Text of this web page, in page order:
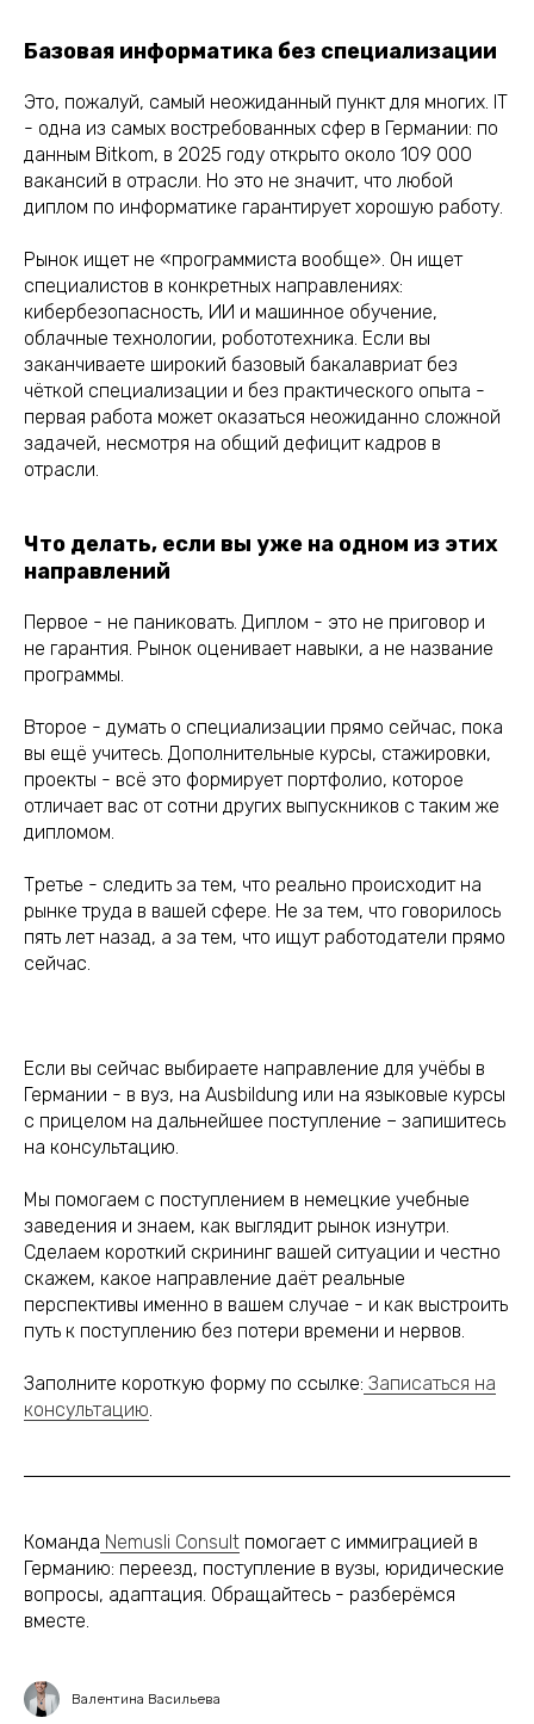
Базовая информатика без специализации
Это, пожалуй, самый неожиданный пункт для многих. IT
- одна из самых востребованных сфер в Германии: по
данным Bitkom, в 2025 году открыто около 109 000
вакансий в отрасли. Но это не значит, что любой
диплом по информатике гарантирует хорошую работу.
Рынок ищет не «программиста вообще». Он ищет
специалистов в конкретных направлениях:
кибербезопасность, ИИ и машинное обучение,
облачные технологии, робототехника. Если вы
заканчиваете широкий базовый бакалавриат без
чёткой специализации и без практического опыта -
первая работа может оказаться неожиданно сложной
задачей, несмотря на общий дефицит кадров в
отрасли.
Что делать, если вы уже на одном из этих
направлений
Первое - не паниковать. Диплом - это не приговор и
не гарантия. Рынок оценивает навыки, а не название
программы.
Второе - думать о специализации прямо сейчас, пока
вы ещё учитесь. Дополнительные курсы, стажировки,
проекты - всё это формирует портфолио, которое
отличает вас от сотни других выпускников с таким же
дипломом.
Третье - следить за тем, что реально происходит на
рынке труда в вашей сфере. Не за тем, что говорилось
пять лет назад, а за тем, что ищут работодатели прямо
сейчас.
Если вы сейчас выбираете направление для учёбы в
Германии - в вуз, на Ausbildung или на языковые курсы
с прицелом на дальнейшее поступление – запишитесь
на консультацию.
Мы помогаем с поступлением в немецкие учебные
заведения и знаем, как выглядит рынок изнутри.
Сделаем короткий скрининг вашей ситуации и честно
скажем, какое направление даёт реальные
перспективы именно в вашем случае - и как выстроить
путь к поступлению без потери времени и нервов.
Заполните короткую форму по ссылке: Записаться на
консультацию.
Команда Nemusli Consult помогает с иммиграцией в
Германию: переезд, поступление в вузы, юридические
вопросы, адаптация. Обращайтесь - разберёмся
вместе.
Валентина Васильева